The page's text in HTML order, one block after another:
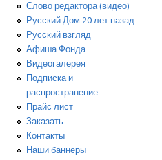
Слово редактора (видео)
Русский Дом 20 лет назад
Русский взгляд
Афиша Фонда
Видеогалерея
Подписка и
распространение
Прайс лист
Заказать
Контакты
Наши баннеры